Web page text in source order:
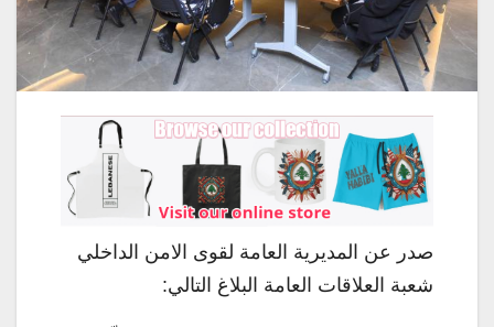
صدر عن المديرية العامة لقوى الامن الداخلي
شعبة العلاقات العامة البلاغ التالي: